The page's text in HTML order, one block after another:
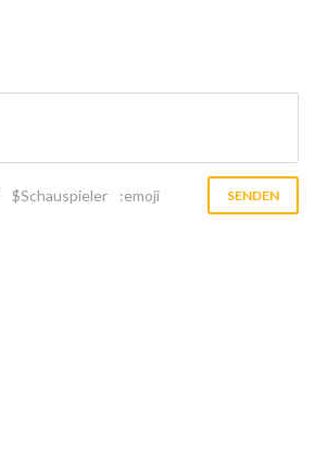
$Schauspieler :emoji